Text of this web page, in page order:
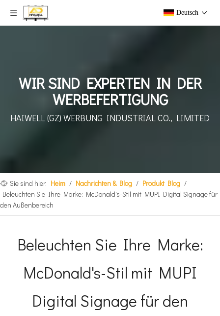
Deutsch
WIR SIND EXPERTEN IN DER
WERBEFERTIGUNG
HAIWELL (GZ) WERBUNG INDUSTRIAL CO., LIMITED
Sie sind hier: Heim / Nachrichten & Blog / Produkt Blog /
Beleuchten Sie Ihre Marke: McDonald's-Stil mit MUPI Digital Signage für
den Außenbereich
Beleuchten Sie Ihre Marke:
McDonald's-Stil mit MUPI
Digital Signage für den